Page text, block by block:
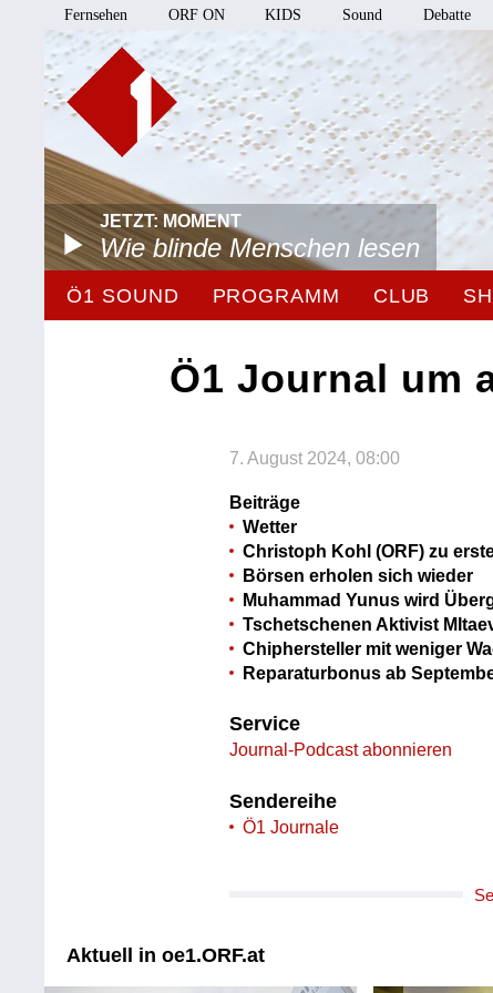
Fernsehen ORF ON KIDS Sound Debatte
JETZT: MOMENT
Wie blinde Menschen lesen
Ö1 SOUND PROGRAMM CLUB
Ö1 Journal um
7. August 2024, 08:00
Beiträge
Wetter
Christoph Kohl (ORF) zu
Börsen erholen sich wieder
Muhammad Yunus wird
Tschetschenen Aktivist
Chiphersteller mit weniger
Reparaturbonus ab
Service
Journal-Podcast abonnieren
Sendereihe
Ö1 Journale
Aktuell in oe1.ORF.at